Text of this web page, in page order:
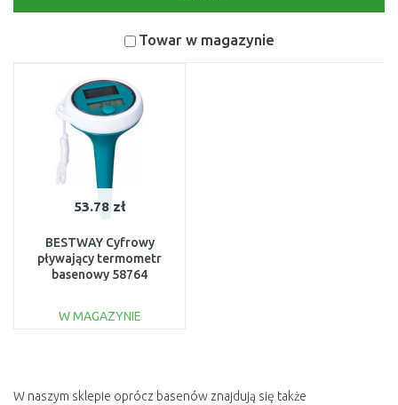
Towar w magazynie
53.78 zł
BESTWAY Cyfrowy
pływający termometr
basenowy 58764
W MAGAZYNIE
W naszym sklepie oprócz basenów znajdują się także